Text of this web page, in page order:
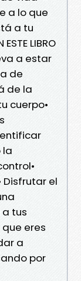
a lo que
a tu
LIBRO
a estar
de
de la
cuerpo•
la
Disfrutar el
tus
eres
a
por